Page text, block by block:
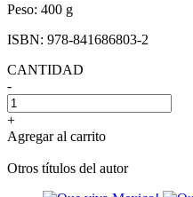
Peso: 400 g
ISBN: 978-841686803-2
CANTIDAD
-
+
Agregar al carrito
Otros títulos del autor